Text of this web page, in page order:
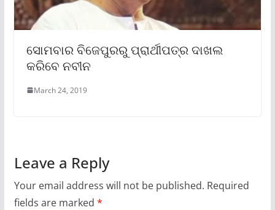
ସୋମବାର ବିଜେପୁରରୁ ପ୍ରାର୍ଥୀପତ୍ର ଦାଖଲ
କରିବେ ନବୀନ
March 24, 2019
Leave a Reply
Your email address will not be published. Required
fields are marked *